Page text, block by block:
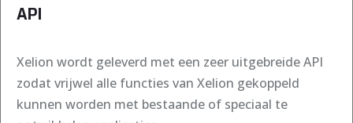
API
Xelion wordt geleverd met een zeer uitgebreide API
zodat vrijwel alle functies van Xelion gekoppeld
kunnen worden met bestaande of speciaal te